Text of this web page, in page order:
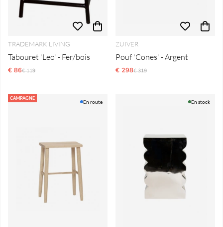
TRADEMARK LIVING
Tabouret 'Leo' - Fer/bois
€ 86Prix régulier:
€ 119
ZUIVER
Pouf 'Cones' - Argent
€ 298Prix régulier:
€ 319
CAMPAGNE
En route En stock